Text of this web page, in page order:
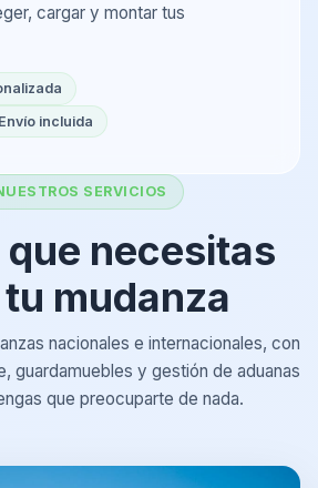
cargar y montar tus
incluida
SERVICIOS
que necesitas
mudanza
nacionales e internacionales, con
guardamuebles y gestión de aduanas
que preocuparte de nada.